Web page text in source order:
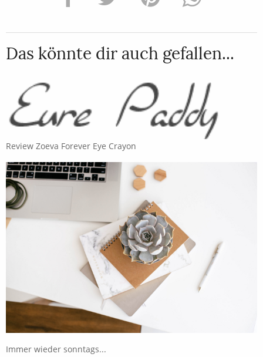
Das könnte dir auch gefallen...
Review Zoeva Forever Eye Crayon
Immer wieder sonntags...